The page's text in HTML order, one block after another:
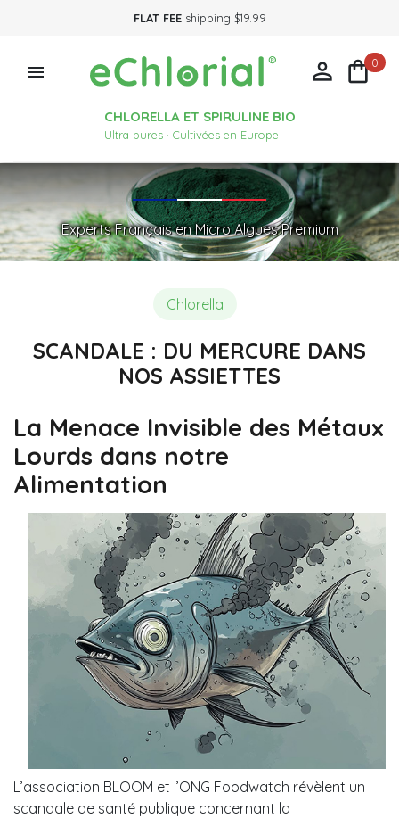
FLAT FEEshipping $19.99

CHLORELLA ET SPIRULINE BIO
Ultra pures · Cultivées en Europe
 0
Experts Français en Micro Algues Premium
Chlorella
SCANDALE : DU MERCURE DANS
NOS ASSIETTES
La Menace Invisible des Métaux
Lourds dans notre
Alimentation
L’association BLOOM et l’ONG Foodwatch révèlent un
scandale de santé publique concernant la